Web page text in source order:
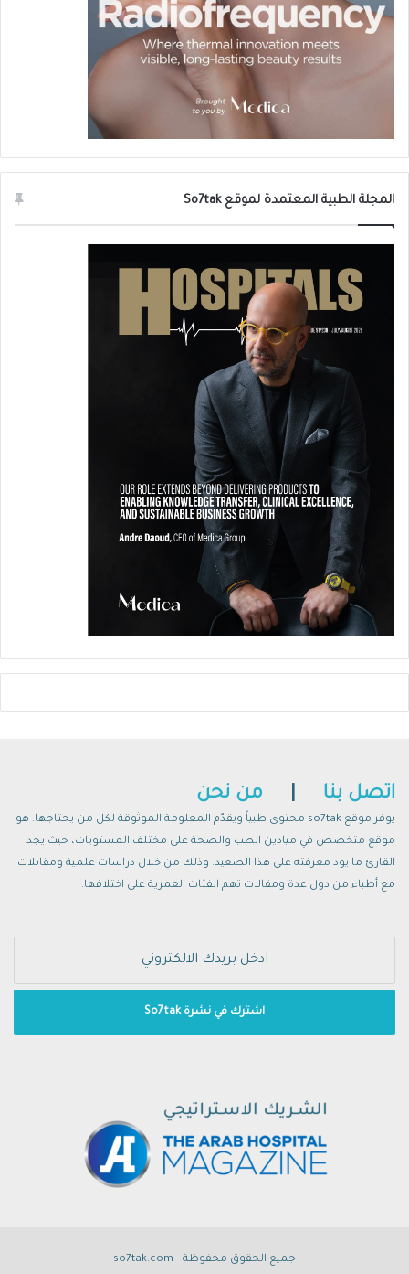
المجلة الطبية المعتمدة لموقع So7tak
اتصل بنا من نحن
يوفر موقع so7tak محتوى طبياً ويقدّم المعلومة الموثوقة لكل من يحتاجها. هو
موقع متخصص في ميادين الطب والصحة على مختلف المستويات، حيث يجد
القارئ ما يود معرفته على هذا الصعيد. وذلك من خلال دراسات علمية ومقابلات
مع أطباء من دول عدة ومقالات تهم الفئات العمرية على اختلافها.
جميع الحقوق محفوظة - so7tak.com